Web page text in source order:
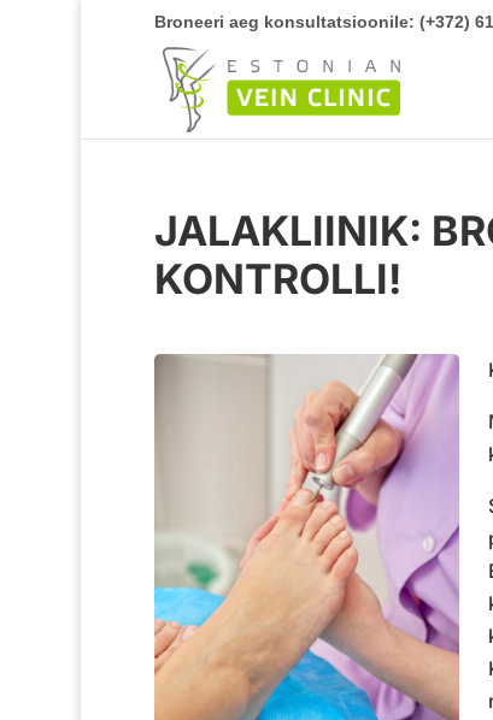
Broneeri aeg konsultatsioonile: (+372)
JALAKLIINIK:
KONTROLLI!